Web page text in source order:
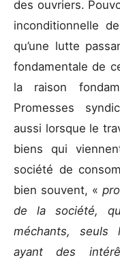
des ouvriers.
inconditionnelle
qu’une lutte
fondamentale de
la raison
Promesses
aussi lorsque le
biens qui
société de
bien souvent, «
de la société,
méchants, seuls
ayant des